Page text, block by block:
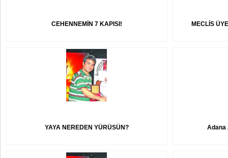
CEHENNEMİN 7 KAPISI! MECLİS
YAYA NEREDEN YÜRÜSÜN? Adana